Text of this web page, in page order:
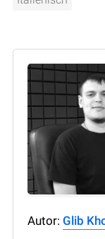
Autor: Glib